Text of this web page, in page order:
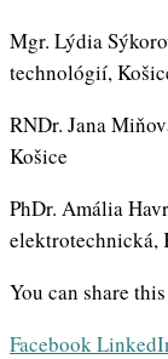
Mgr. Lýdia
technológií,
RNDr. Jana
Košice
PhDr. Amália
elektrotechnická,
You can share
Facebook